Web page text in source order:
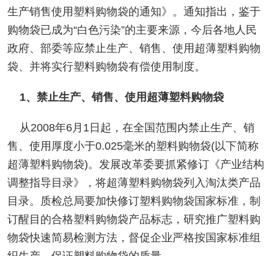
生产销售使用塑料购物袋的通知》。通知指出，鉴于
购物袋已成为“白色污染”的主要来源，今后各地人民
政府、部委等应禁止生产、销售、使用超薄塑料购物
袋、并将实行塑料购物袋有偿使用制度。
1、禁止生产、销售、使用超薄塑料购物袋
从2008年6月1日起，在全国范围内禁止生产、销
售、使用厚度小于0.025毫米的塑料购物袋(以下简称
超薄塑料购物袋)。发展改革委要抓紧修订《产业结构
调整指导目录》，将超薄塑料购物袋列入淘汰类产品
目录。质检总局要加快修订塑料购物袋国家标准，制
订醒目的合格塑料购物袋产品标志，研究推广塑料购
物袋快速简易检测方法，督促企业严格按国家标准组